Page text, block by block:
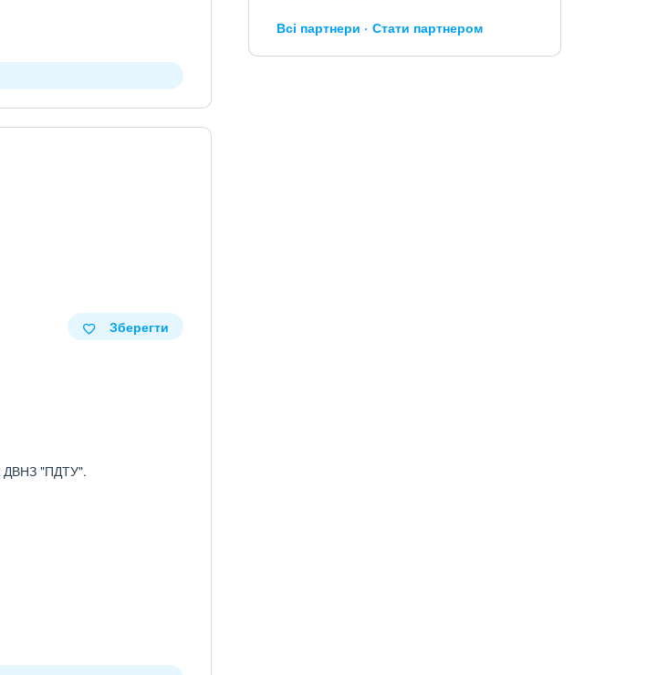
Зберегти
ДВНЗ "ПДТУ".
Всі партнери Стати партнером